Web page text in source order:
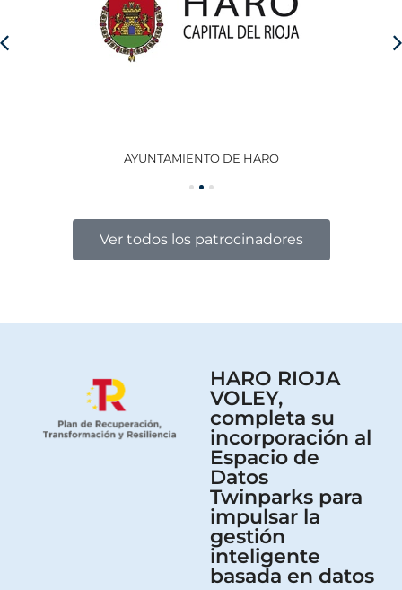
AYUNTAMIENTO DE HARO
Ver todos los patrocinadores
HARO RIOJA
VOLEY,
completa su
incorporación al
Espacio de
Datos
Twinparks para
impulsar la
gestión
inteligente
basada en datos